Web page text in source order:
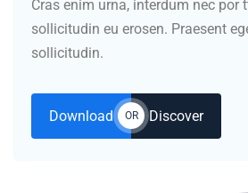
Cras enim urna, interdum nec por
sollicitudin eu erosen. Praesent
sollicitudin.
Download OR Discover